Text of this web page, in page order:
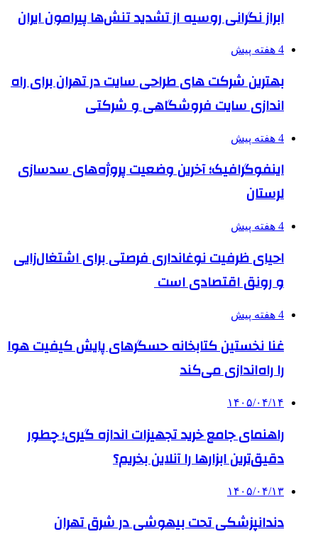
ابراز نگرانی روسیه از تشدید تنش‌ها پیرامون ایران
4 هفته پیش
بهترین شرکت های طراحی سایت در تهران برای راه
اندازی سایت فروشگاهی و شرکتی
4 هفته پیش
اینفوگرافیک؛ آخرین وضعیت پروژه‌های سدسازی
لرستان
4 هفته پیش
احیای ظرفیت نوغانداری فرصتی برای اشتغال‌زایی
و رونق اقتصادی است
4 هفته پیش
غنا نخستین کتابخانه حسگرهای پایش کیفیت هوا
را راه‌اندازی می‌کند
۱۴۰۵/۰۴/۱۴
راهنمای جامع خرید تجهیزات اندازه گیری؛ چطور
دقیق‌ترین ابزارها را آنلاین بخریم؟
۱۴۰۵/۰۴/۱۳
دندانپزشکی تحت بیهوشی در شرق تهران